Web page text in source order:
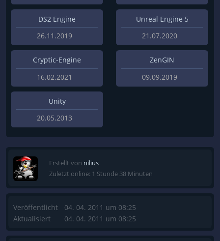
DS2 Engine
26.11.2019
Unreal Engine 5
21.07.2020
Cryptic-Engine
16.02.2021
ZenGIN
09.09.2019
Unity
20.05.2013
Erstellt von nilius
Zuletzt online: 1 Stunde 38 Minuten
Veröffentlicht
Aktualisiert
04. 04. 2011 um 08:25
04. 04. 2011 um 08:25